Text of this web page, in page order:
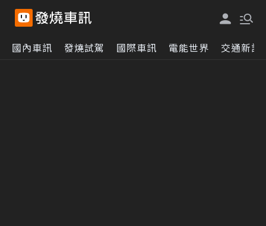
國內車訊 發燒試駕 國際車訊 電能世界 交通新訊